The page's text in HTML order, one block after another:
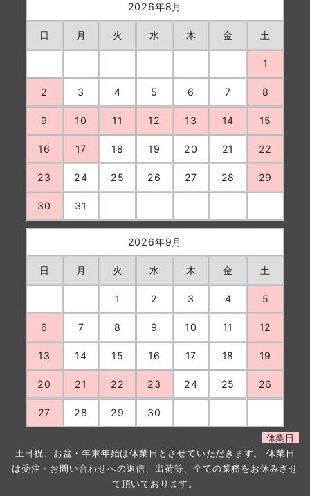
2026年8月
日 月 火 水 木 金 土
1
2 3 4 5 6 7 8
9 10 11 12 13 14 15
16 17 18 19 20 21 22
23 24 25 26 27 28 29
30 31
2026年9月
日 月 火 水 木 金 土
1 2 3 4 5
6 7 8 9 10 11 12
13 14 15 16 17 18 19
20 21 22 23 24 25 26
27 28 29 30
休業日
土日祝、お盆・年末年始は休業日とさせていただきます。 休業日
は受注・お問い合わせへの返信、出荷等、全ての業務をお休みさせ
て頂いております。